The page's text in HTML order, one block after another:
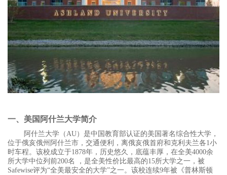
一、美国阿什兰大学简介
阿什兰大学（AU）是中国教育部认证的美国著名综合性大学，
位于俄亥俄州阿什兰市，交通便利，离俄亥俄首府和克利夫兰各1小
时车程。该校成立于1878年，历史悠久，底蕴丰厚，在全美4000余
所大学中位列前200名 ，是全美性价比最高的15所大学之一，被
Safewise评为“全美最安全的大学”之一。该校连续9年被《普林斯顿